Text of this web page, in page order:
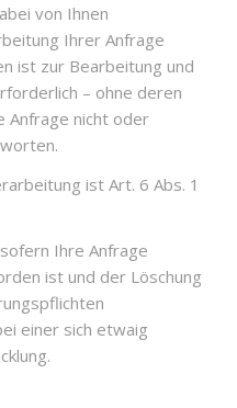
von Ihnen
Ihrer Anfrage
ist zur Bearbeitung und
– ohne deren
Anfrage nicht oder
ist Art. 6 Abs. 1
Ihre Anfrage
ist und der Löschung
einer sich etwaig